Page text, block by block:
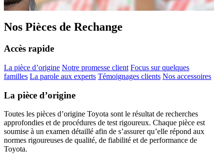
Nos Pièces de Rechange
Accès rapide
La pièce d’origine Notre promesse client Focus sur quelques
familles La parole aux experts Témoignages clients Nos accessoires
La pièce d’origine
Toutes les pièces d’origine Toyota sont le résultat de recherches
approfondies et de procédures de test rigoureux. Chaque pièce est
soumise à un examen détaillé afin de s’assurer qu’elle répond aux
normes rigoureuses de qualité, de fiabilité et de performance de
Toyota.